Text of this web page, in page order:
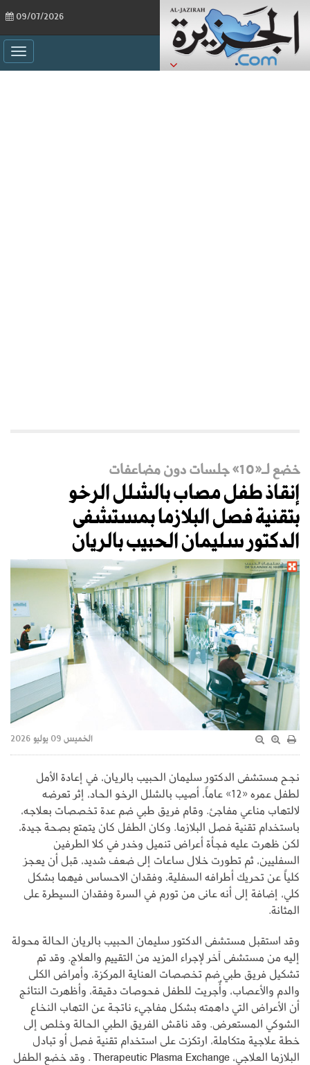
خضع لـ«10» جلسات دون مضاعفات
إنقاذ طفل مصاب بالشلل الرخو
بتقنية فصل البلازما بمستشفى
الدكتور سليمان الحبيب بالريان
الخميس 09 يوليو 2026
نجح مستشفى الدكتور سليمان الحبيب بالريان، في إعادة الأمل
لطفل عمره «12» عاماً، أصيب بالشلل الرخو الحاد، إثر تعرضه
لالتهاب مناعي مفاجئ. وقام فريق طبي ضم عدة تخصصات بعلاجه،
باستخدام تقنية فصل البلازما. وكان الطفل كان يتمتع بصحة جيدة،
لكن ظهرت عليه فجأة أعراض تنميل وخدر في كلا الطرفين
السفليين، ثم تطورت خلال ساعات إلى ضعف شديد، قبل أن يعجز
كلياً عن تحريك أطرافه السفلية، وفقدان الاحساس فيهما بشكل
كلي، إضافة إلى أنه عانى من تورم في السرة وفقدان السيطرة على
المثانة.
وقد استقبل مستشفى الدكتور سليمان الحبيب بالريان الحالة محولة
إليه من مستشفى آخر لإجراء المزيد من التقييم والعلاج. وقد تم
تشكيل فريق طبي ضم تخصصات العناية المركزة، وأمراض الكلى
والدم والأعصاب، وأٌجريت للطفل فحوصات دقيقة، وأظهرت النتائج
أن الأعراض التي داهمته بشكل مفاجيء ناتجة عن التهاب النخاع
الشوكي المستعرض. وقد ناقش الفريق الطبي الحالة وخلص إلى
خطة علاجية متكاملة، ارتكزت على استخدام تقنية فصل أو تبادل
البلازما العلاجي، Therapeutic Plasma Exchange . وقد خضع الطفل